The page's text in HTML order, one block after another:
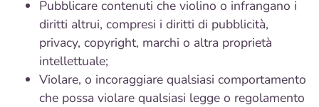
Pubblicare contenuti che violino o infrangano i
diritti altrui, compresi i diritti di pubblicità,
privacy, copyright, marchi o altra proprietà
intellettuale;
Violare, o incoraggiare qualsiasi comportamento
che possa violare qualsiasi legge o regolamento